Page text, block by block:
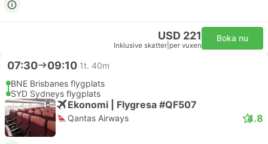
USD 221
Inklusive skatter per vuxen
Boka nu
07:30 09:10 1t. 40m
BNE Brisbanes flygplats
SYD Sydneys flygplats
Ekonomi | Flygresa #QF507
Qantas Airways 4.8